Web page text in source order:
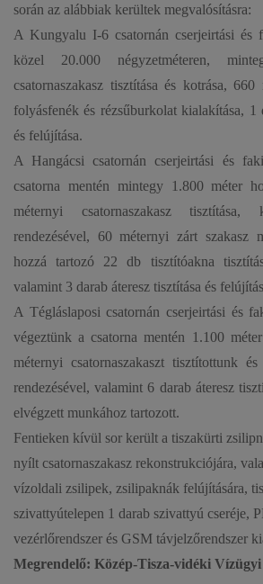
során az alábbiak kerültek megvalósításra:
A Kungyalu I-6 csatornán cserjeirtási és
közel 20.000 négyzetméteren,
csatornaszakasz tisztítása és kotrása, 660
folyásfenék és rézsűburkolat kialakítása, 1
és felújítása.
A Hangácsi csatornán cserjeirtási és
csatorna mentén mintegy 1.800 méter
méternyi csatornaszakasz
rendezésével, 60 méternyi zárt szakasz
hozzá tartozó 22 db tisztítóakna
valamint 3 darab áteresz tisztítása és
A Tégláslaposi csatornán cserjeirtási és
végeztünk a csatorna mentén 1.100
méternyi csatornaszakaszt tisztítottunk
rendezésével, valamint 6 darab áteresz
elvégzett munkához tartozott.
Fentieken kívül sor került a tiszakürti
nyílt csatornaszakasz rekonstrukciójára,
vízoldali zsilipek, zsilipaknák felújítására,
szivattyútelepen 1 darab szivattyú cseréje,
vezérlőrendszer és GSM távjelzőrendszer
Megrendelő: Közép-Tisza-vidéki Vízügyi